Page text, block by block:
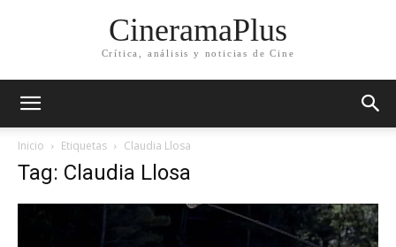
CineramaPlus
Crítica, análisis y noticias de Cine
Inicio Etiquetas Claudia Llosa
Tag: Claudia Llosa